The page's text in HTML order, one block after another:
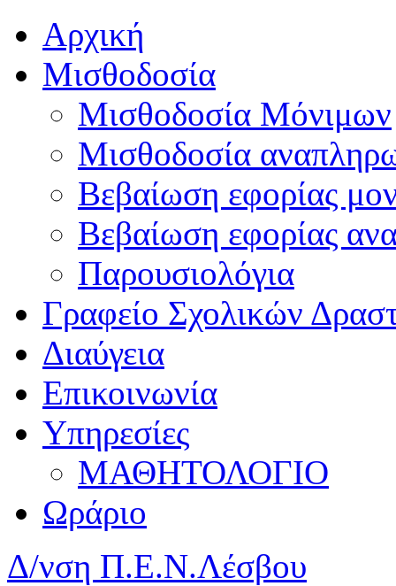
Αρχική
Μισθοδοσία
Μισθοδοσία Μόνιμων
Μισθοδοσία
Βεβαίωση εφορίας
Βεβαίωση εφορίας
Παρουσιολόγια
Γραφείο Σχολικών
Διαύγεια
Επικοινωνία
Υπηρεσίες
ΜΑΘΗΤΟΛΟΓΙΟ
Ωράριο
Δ/νση Π.Ε.Ν.Λέσβου